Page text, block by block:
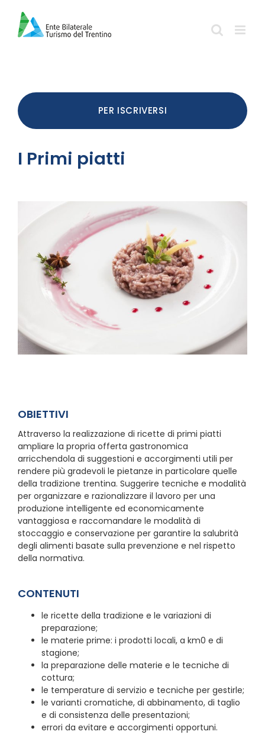
contenuto
PER ISCRIVERSI
I Primi piatti
OBIETTIVI
Attraverso la realizzazione di ricette di primi piatti
ampliare la propria offerta gastronomica
arricchendola di suggestioni e accorgimenti utili per
rendere più gradevoli le pietanze in particolare quelle
della tradizione trentina. Suggerire tecniche e modalità
per organizzare e razionalizzare il lavoro per una
produzione intelligente ed economicamente
vantaggiosa e raccomandare le modalità di
stoccaggio e conservazione per garantire la salubrità
degli alimenti basate sulla prevenzione e nel rispetto
della normativa.
CONTENUTI
le ricette della tradizione e le variazioni di
preparazione;
le materie prime: i prodotti locali, a km0 e di
stagione;
la preparazione delle materie e le tecniche di
cottura;
le temperature di servizio e tecniche per gestirle;
le varianti cromatiche, di abbinamento, di taglio
e di consistenza delle presentazioni;
errori da evitare e accorgimenti opportuni.